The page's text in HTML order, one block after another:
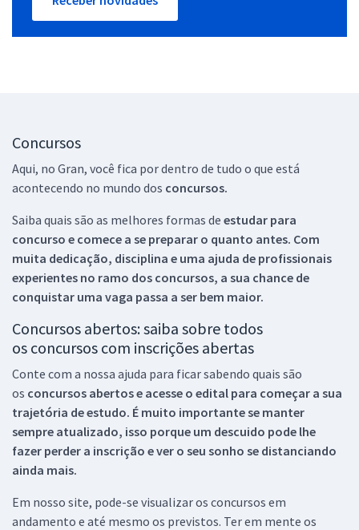
Concursos
Aqui, no Gran, você fica por dentro de tudo o que está
acontecendo no mundo dos concursos.
Saiba quais são as melhores formas de estudar para
concurso e comece a se preparar o quanto antes. Com
muita dedicação, disciplina e uma ajuda de profissionais
experientes no ramo dos concursos, a sua chance de
conquistar uma vaga passa a ser bem maior.
Concursos abertos: saiba sobre todos
os concursos com inscrições abertas
Conte com a nossa ajuda para ficar sabendo quais são
os concursos abertos e acesse o edital para começar a sua
trajetória de estudo. É muito importante se manter
sempre atualizado, isso porque um descuido pode lhe
fazer perder a inscrição e ver o seu sonho se distanciando
ainda mais.
Em nosso site, pode-se visualizar os concursos em
andamento e até mesmo os previstos. Ter em mente os